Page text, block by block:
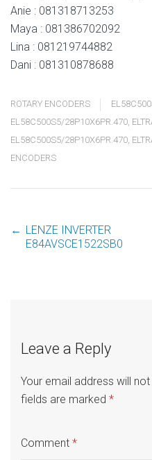
Anie : 081318713253
Maya : 081386702092
Lina : 081219744882
Dani : 081310878688
ROTARY ENCODERS
EL58C500S5/28P10X6PR.470,
EL58C500S5/28P10X6PR.470,
ENCODERS
Post
← LENZE INVERTER
E84AVSCE1522SB0
Leave a Reply
Your email address will
fields are marked *
Comment *